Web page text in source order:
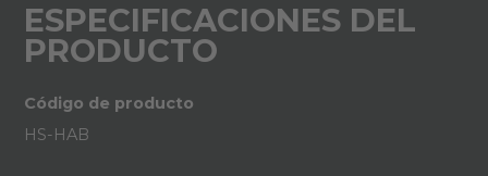
ESPECIFICACIONES DEL
PRODUCTO
Código de producto
HS-HAB